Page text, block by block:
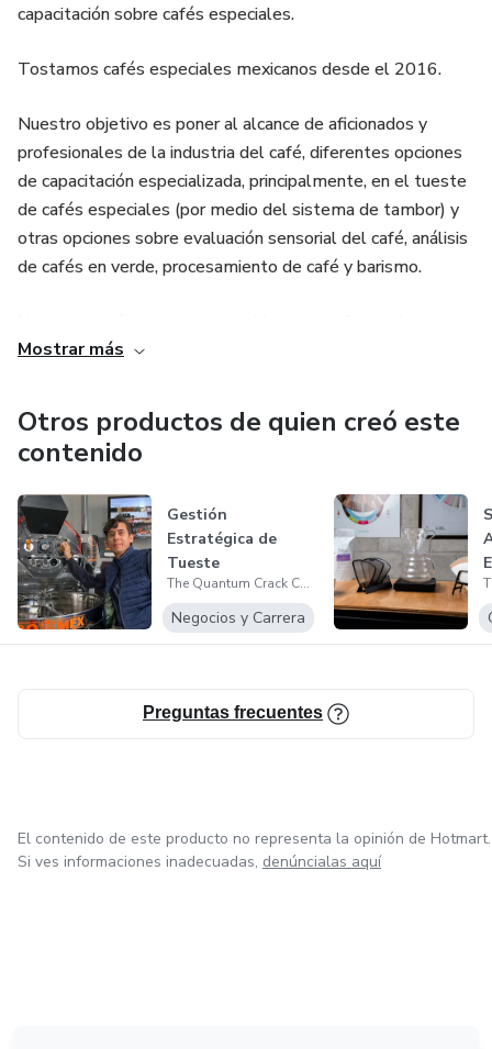
capacitación sobre cafés especiales.
Tostamos cafés especiales mexicanos desde el 2016.
Nuestro objetivo es poner al alcance de aficionados y
profesionales de la industria del café, diferentes opciones
de capacitación especializada, principalmente, en el tueste
de cafés especiales (por medio del sistema de tambor) y
otras opciones sobre evaluación sensorial del café, análisis
de cafés en verde, procesamiento de café y barismo.
redescubran la experiencia de beber café.
Mostrar más
Otros productos de quien creó este
contenido
Gestión
Estratégica de
Tueste
The Quantum Crack Coffee Roasters
Negocios y Carrera
Preguntas frecuentes
El contenido de este producto no representa la opinión de Hotmart.
Si ves informaciones inadecuadas, denúncialas aquí